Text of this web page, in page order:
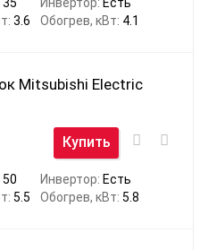
3.6 Обогрев, кВт: 4.1
Mitsubishi Electric
Купить
50 Инвертор: Есть
5.5 Обогрев, кВт: 5.8